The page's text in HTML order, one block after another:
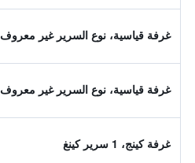
غرفة قياسية، نوع السرير غير معروف
غرفة قياسية، نوع السرير غير معروف
غرفة كينج، 1 سرير كينغ